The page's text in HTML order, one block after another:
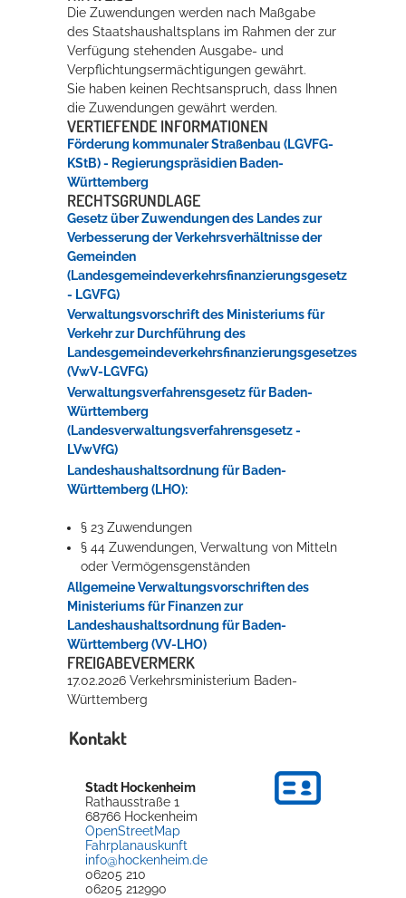
Die Zuwendungen werden nach Maßgabe
des Staatshaushaltsplans im Rahmen der zur
Verfügung stehenden Ausgabe- und
Verpflichtungsermächtigungen gewährt.
Sie haben keinen Rechtsanspruch, dass Ihnen
die Zuwendungen gewährt werden.
VERTIEFENDE INFORMATIONEN
Förderung kommunaler Straßenbau (LGVFG-
KStB) - Regierungspräsidien Baden-
Württemberg
RECHTSGRUNDLAGE
Gesetz über Zuwendungen des Landes zur
Verbesserung der Verkehrsverhältnisse der
Gemeinden
(Landesgemeindeverkehrsfinanzierungsgesetz
- LGVFG)
Verwaltungsvorschrift des Ministeriums für
Verkehr zur Durchführung des
Landesgemeindeverkehrsfinanzierungsgesetzes
(VwV-LGVFG)
Verwaltungsverfahrensgesetz für Baden-
Württemberg
(Landesverwaltungsverfahrensgesetz -
LVwVfG)
Landeshaushaltsordnung für Baden-
Württemberg (LHO):
§ 23 Zuwendungen
§ 44 Zuwendungen, Verwaltung von Mitteln
oder Vermögensgenständen
Allgemeine Verwaltungsvorschriften des
Ministeriums für Finanzen zur
Landeshaushaltsordnung für Baden-
Württemberg (VV-LHO)
FREIGABEVERMERK
17.02.2026 Verkehrsministerium Baden-
Württemberg
Kontakt
Stadt Hockenheim
Rathausstraße 1
68766 Hockenheim
OpenStreetMap
Fahrplanauskunft
info@hockenheim.de
06205 210
06205 212990